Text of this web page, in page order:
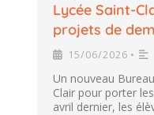
Lycée Saint-
projets de
15/06/2026 •
Un nouveau
Clair pour porter
avril dernier, les